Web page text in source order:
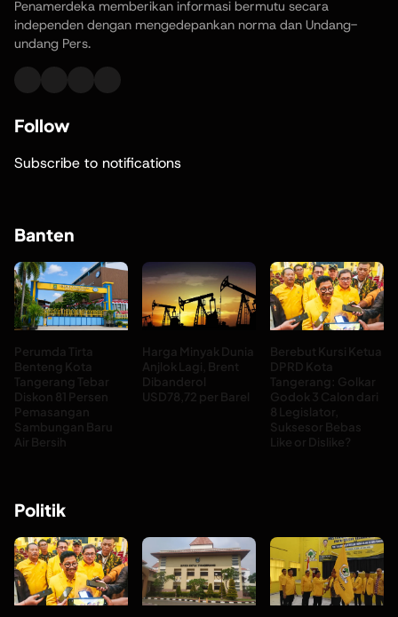
Penamerdeka memberikan informasi bermutu secara
independen dengan mengedepankan norma dan Undang-
undang Pers.
Follow
Subscribe to notifications
Banten
Perumda Tirta
Benteng Kota
Tangerang Tebar
Diskon 81 Persen
Pemasangan
Sambungan Baru
Air Bersih
Harga Minyak Dunia
Anjlok Lagi, Brent
Dibanderol
USD78,72 per Barel
Berebut Kursi Ketua
DPRD Kota
Tangerang: Golkar
Godok 3 Calon dari
8 Legislator,
Suksesor Bebas
Like or Dislike?
Politik